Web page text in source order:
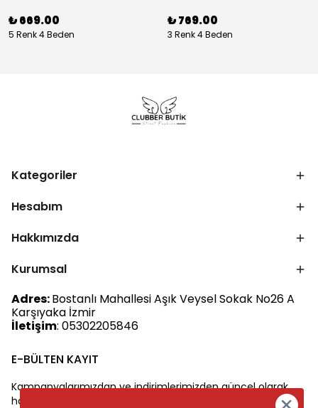
₺ 669.00
5 Renk 4 Beden
₺ 769.00
3 Renk 4 Beden
Kategoriler
Hesabım
Hakkımızda
Kurumsal
Adres:Bostanlı Mahallesi Aşık Veysel Sokak No26 A
Karşıyaka İzmir
İletişim: 05302205846
E-BÜLTEN KAYIT
Kampanyalarımızdan ve indirimlerimizden güncel olarak
haberdar olun.